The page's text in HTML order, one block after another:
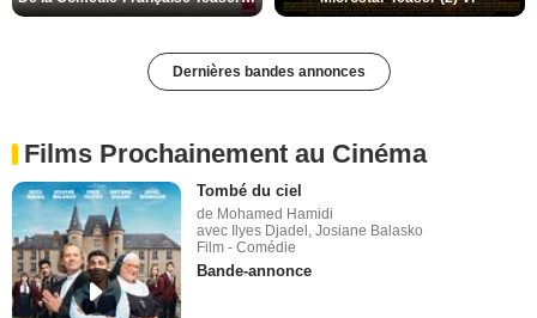
Dernières bandes annonces
Films Prochainement au Cinéma
Tombé du ciel
de Mohamed Hamidi
avec Ilyes Djadel, Josiane Balasko
Film - Comédie
Bande-annonce